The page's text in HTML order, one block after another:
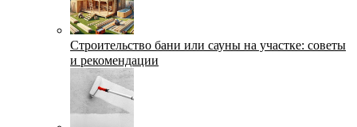
Строительство бани или сауны на участке: советы
и рекомендации